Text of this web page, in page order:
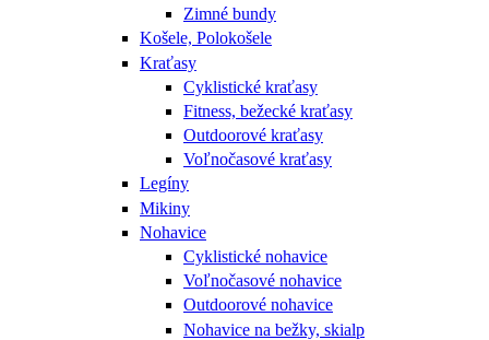
Zimné bundy
Košele, Polokošele
Kraťasy
Cyklistické kraťasy
Fitness, bežecké kraťasy
Outdoorové kraťasy
Voľnočasové kraťasy
Legíny
Mikiny
Nohavice
Cyklistické nohavice
Voľnočasové nohavice
Outdoorové nohavice
Nohavice na bežky, skialp